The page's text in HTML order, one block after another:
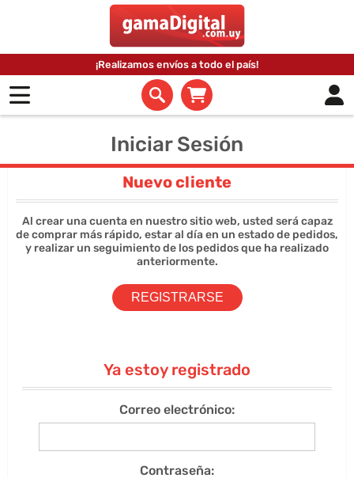
¡Realizamos envíos a todo el país!
Iniciar Sesión
Nuevo cliente
Al crear una cuenta en nuestro sitio web, usted será capaz
de comprar más rápido, estar al día en un estado de pedidos,
y realizar un seguimiento de los pedidos que ha realizado
anteriormente.
Ya estoy registrado
Correo electrónico:
Contraseña: